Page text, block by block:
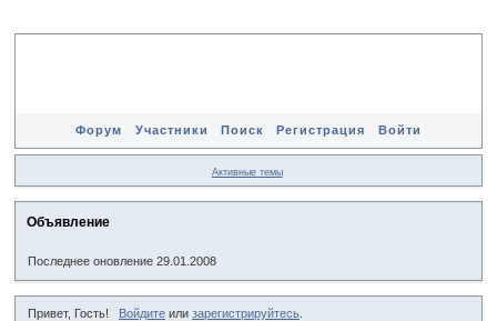
Форум Участники Поиск Регистрация Войти
Активные темы
Объявление
Последнее оновление 29.01.2008
Привет, Гость! Войдитеили зарегистрируйтесь.